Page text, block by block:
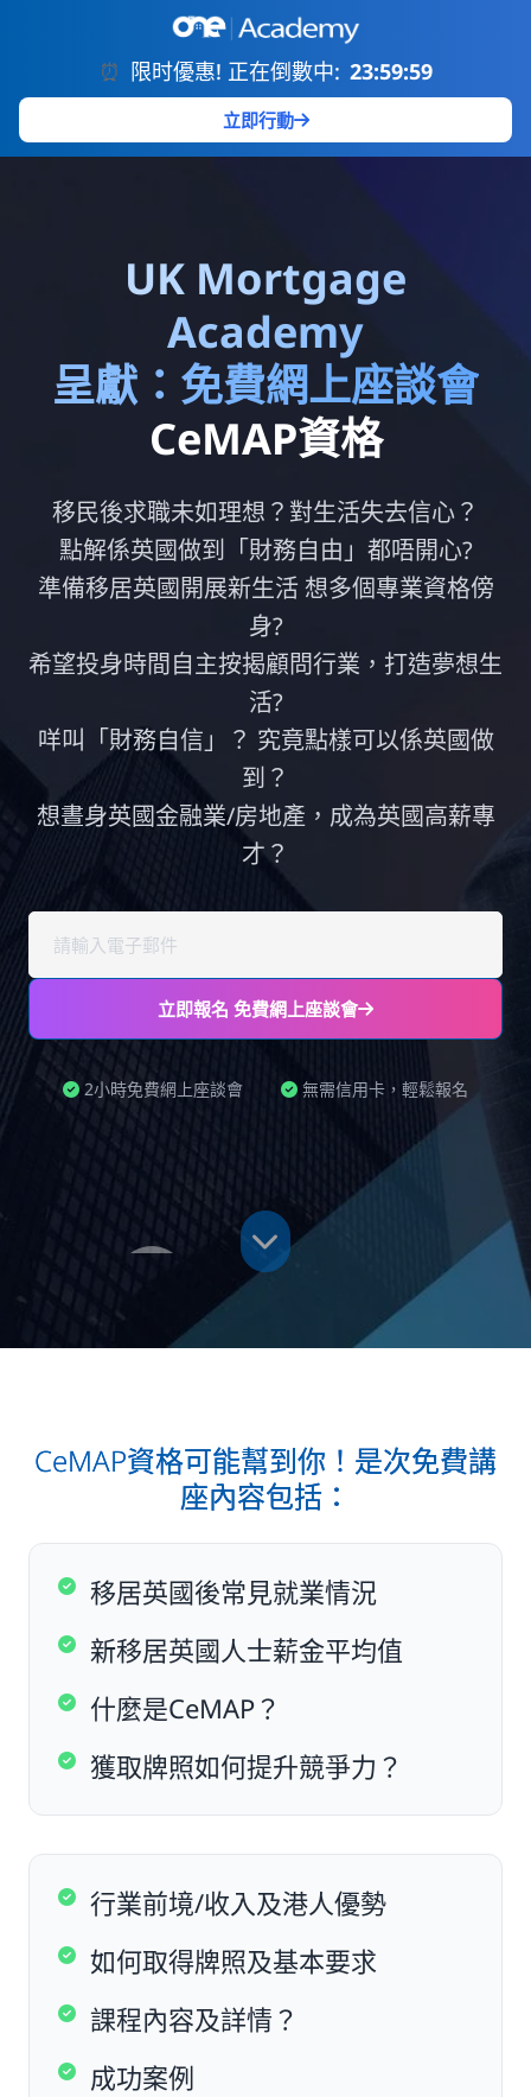
⏰ 限时優惠! 正在倒數中: 23:59:59
立即行動
UK Mortgage
Academy
呈獻：免費網上座談會
CeMAP資格
移民後求職未如理想？對生活失去信心？
點解係英國做到「財務自由」都唔開心?
準備移居英國開展新生活 想多個專業資格傍
身?
希望投身時間自主按揭顧問行業，打造夢想生
活?
咩叫「財務自信」？ 究竟點樣可以係英國做
到？
想晝身英國金融業/房地產，成為英國高薪專
才？
立即報名 免費網上座談會
2小時免費網上座談會 無需信用卡，輕鬆報名
CeMAP資格可能幫到你！是次免費講
座內容包括：
移居英國後常見就業情況
新移居英國人士薪金平均值
什麼是CeMAP？
獲取牌照如何提升競爭力？
行業前境/收入及港人優勢
如何取得牌照及基本要求
課程內容及詳情？
成功案例